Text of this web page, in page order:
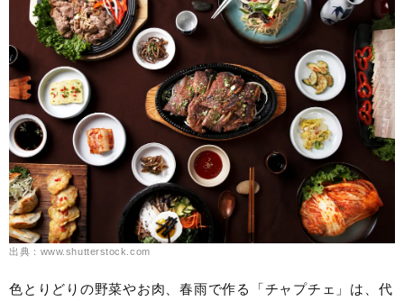
出典：www.shutterstock.com
色とりどりの野菜やお肉、春雨で作る「チャプチェ」は、代